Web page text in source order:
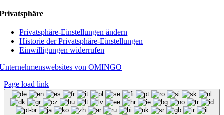
Privatsphäre
Privatsphäre-Einstellungen ändern
Historie der Privatsphäre-Einstellungen
Einwilligungen widerrufen
Unternehmenswebsites von OMINGO
Page load link